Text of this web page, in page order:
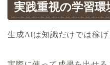
実践重視の学習環
生成AIは知識だけでは稼げ